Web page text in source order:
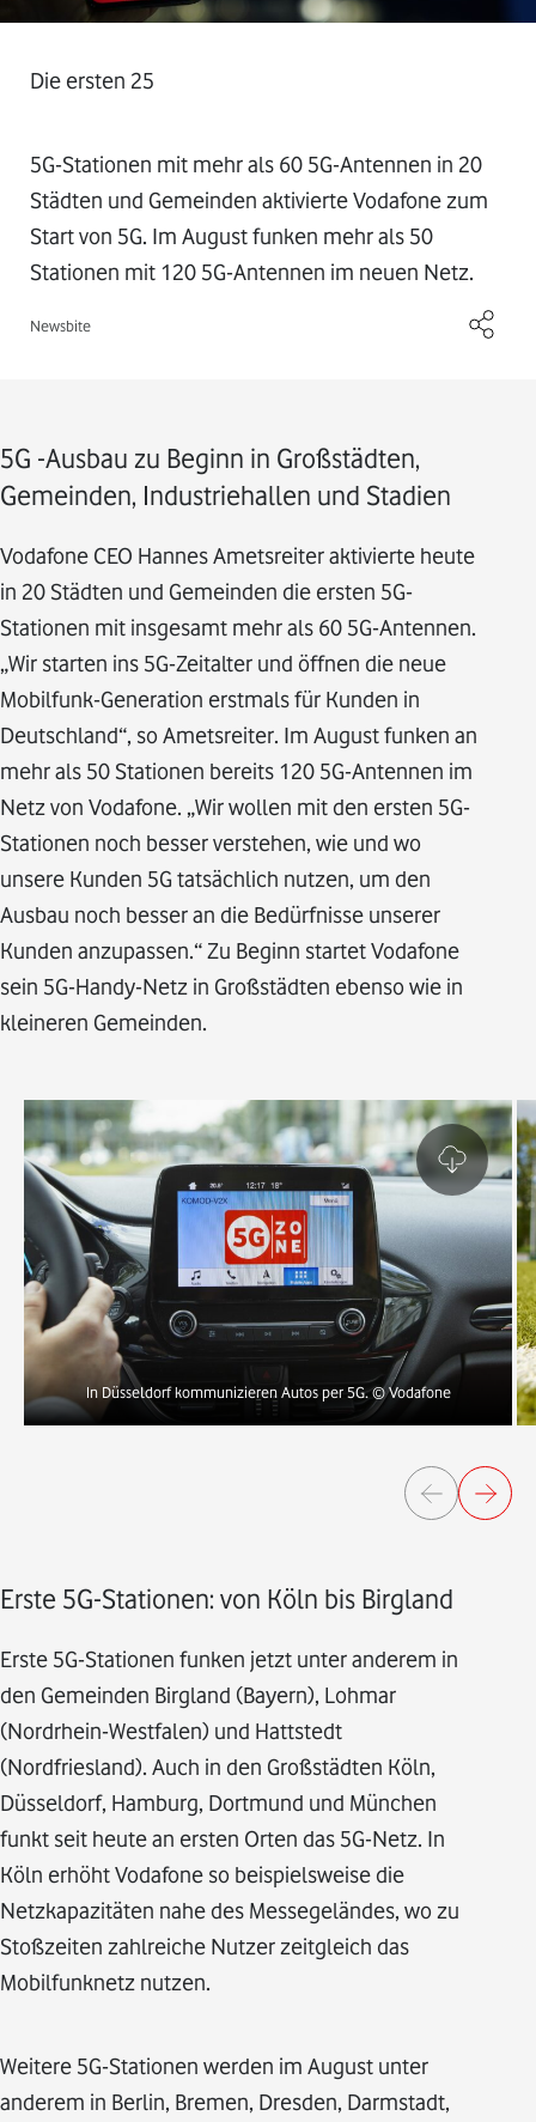
Die ersten 25
5G-Stationen mit mehr als 60 5G-Antennen in 20
Städten und Gemeinden aktivierte Vodafone zum
Start von 5G. Im August funken mehr als 50
Stationen mit 120 5G-Antennen im neuen Netz.
Newsbite
5G -Ausbau zu Beginn in Großstädten,
Gemeinden, Industriehallen und Stadien
Vodafone CEO Hannes Ametsreiter aktivierte heute
in 20 Städten und Gemeinden die ersten 5G-
Stationen mit insgesamt mehr als 60 5G-Antennen.
„Wir starten ins 5G-Zeitalter und öffnen die neue
Mobilfunk-Generation erstmals für Kunden in
Deutschland“, so Ametsreiter. Im August funken an
mehr als 50 Stationen bereits 120 5G-Antennen im
Netz von Vodafone. „Wir wollen mit den ersten 5G-
Stationen noch besser verstehen, wie und wo
unsere Kunden 5G tatsächlich nutzen, um den
Ausbau noch besser an die Bedürfnisse unserer
Kunden anzupassen.“ Zu Beginn startet Vodafone
sein 5G-Handy-Netz in Großstädten ebenso wie in
kleineren Gemeinden.
In Düsseldorf kommunizieren Autos per 5G.© Vodafone
Erste 5G-Stationen: von Köln bis Birgland
Erste 5G-Stationen funken jetzt unter anderem in
den Gemeinden Birgland (Bayern), Lohmar
(Nordrhein-Westfalen) und Hattstedt
(Nordfriesland). Auch in den Großstädten Köln,
Düsseldorf, Hamburg, Dortmund und München
funkt seit heute an ersten Orten das 5G-Netz. In
Köln erhöht Vodafone so beispielsweise die
Netzkapazitäten nahe des Messegeländes, wo zu
Stoßzeiten zahlreiche Nutzer zeitgleich das
Mobilfunknetz nutzen.
Weitere 5G-Stationen werden im August unter
anderem in Berlin, Bremen, Dresden, Darmstadt,